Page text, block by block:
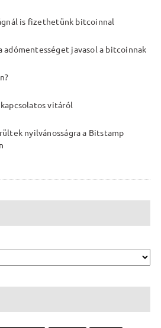
is fizethetünk bitcoinnal
adómentességet javasol a bitcoinnak
vitáról
nyilvánosságra a Bitstamp